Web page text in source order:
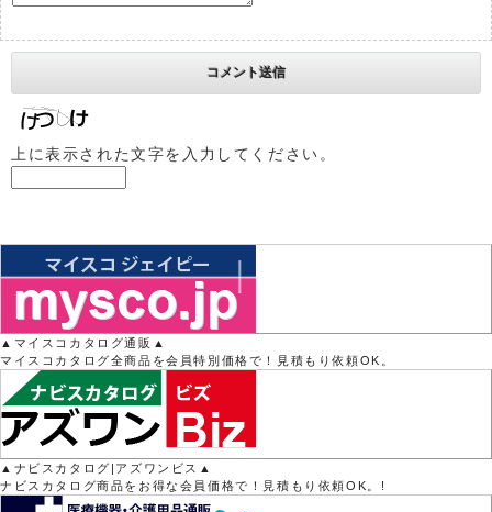
上に表示された文字を入力してください。
▲マイスコカタログ通販▲
マイスコカタログ全商品を会員特別価格で！見積もり依頼OK。
▲ナビスカタログ|アズワンビス▲
ナビスカタログ商品をお得な会員価格で！見積もり依頼OK。!